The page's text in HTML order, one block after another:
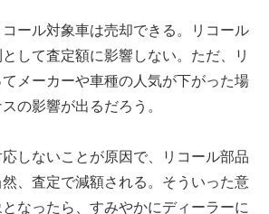
ール対象車は売却できる。リコール
して査定額に影響しない。ただ、リ
メーカーや車種の人気が下がった場
の影響が出るだろう。
しないことが原因で、リコール部品
、査定で減額される。そういった意
なったら、すみやかにディーラーに